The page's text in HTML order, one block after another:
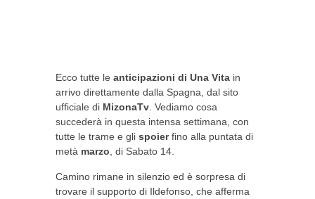
Ecco tutte le anticipazioni di Una Vita in
arrivo direttamente dalla Spagna, dal sito
ufficiale di MizonaTv . Vediamo cosa
succederà in questa intensa settimana, con
tutte le trame e gli spoierfino alla puntata di
metà marzo , di Sabato 14.
Camino rimane in silenzio ed è sorpresa di
trovare il supporto di Ildefonso, che afferma